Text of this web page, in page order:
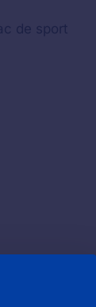
de sport